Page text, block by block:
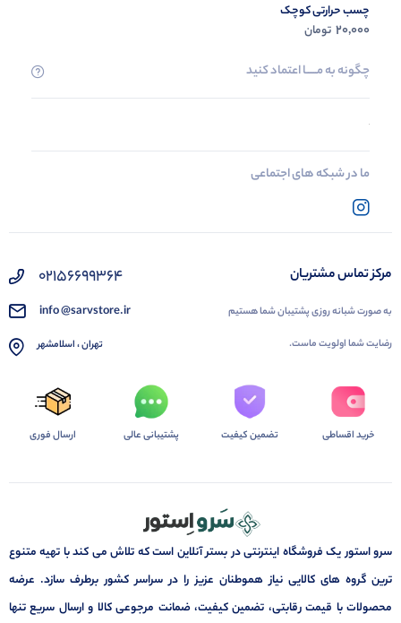
چسب حرارتی کوچک
20,000 تومان
چگونه به مــــــا اعتماد کنید
ما در شبکه های اجتماعی
مرکز تماس مشتریان
به صورت شبانه روزی پشتیبان شما هستیم
رضایت شما اولویت ماست.
02156699364
info @sarvstore.ir
تهران ، اسلامشهر
خرید اقساطی تضمین کیفیت پشتیبانی عالی ارسال فوری
سرو استور یک فروشگاه اینترنتی در بستر آنلاین است که تلاش می کند با تهیه متنوع
ترین گروه های کالایی نیاز هموطنان عزیز را در سراسر کشور برطرف سازد. عرضه
محصولات با قیمت رقابتی، تضمین کیفیت، ضمانت مرجوعی کالا و ارسال سریع تنها